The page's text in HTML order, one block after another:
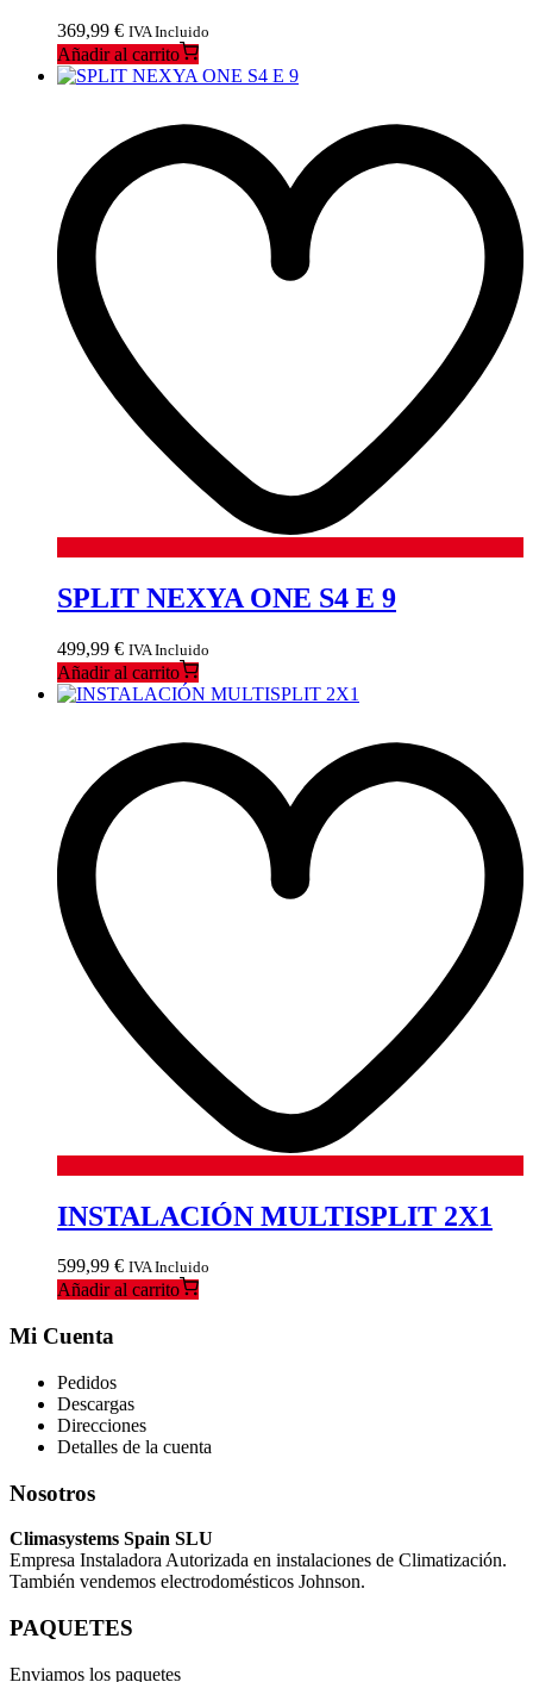
369,99 € IVA Incluido
Añadir al carrito
SPLIT NEXYA ONE S4 E 9
499,99 € IVA Incluido
Añadir al carrito
INSTALACIÓN MULTISPLIT 2X1
599,99 € IVA Incluido
Añadir al carrito
Mi Cuenta
Pedidos
Descargas
Direcciones
Detalles de la cuenta
Nosotros
Climasystems Spain SLU
Empresa Instaladora Autorizada en instalaciones de Climatización.
También vendemos electrodomésticos Johnson.
PAQUETES
Enviamos los paquetes